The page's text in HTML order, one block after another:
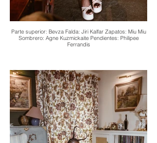
Parte superior: Bevza Falda: Jiri Kalfar Zapatos: Miu Miu
Sombrero: Agne Kuzmickaite Pendientes: Philipee
Ferrandis